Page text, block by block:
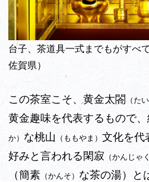
台子、茶道具一式までもがすべ
佐賀県）
この茶室こそ、黄金太閤 （た
黄金趣味を代表するもので
か） な桃山 （ももやま） 文化を代
好みと言われる閑寂 （かんじゃく
（簡素 （かんそ） な茶の湯）と